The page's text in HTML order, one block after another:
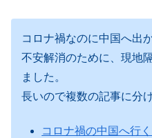
コロナ禍なのに中国へ出
不安解消のために、現地
ました。
長いので複数の記事に分
コロナ禍の中国へ行